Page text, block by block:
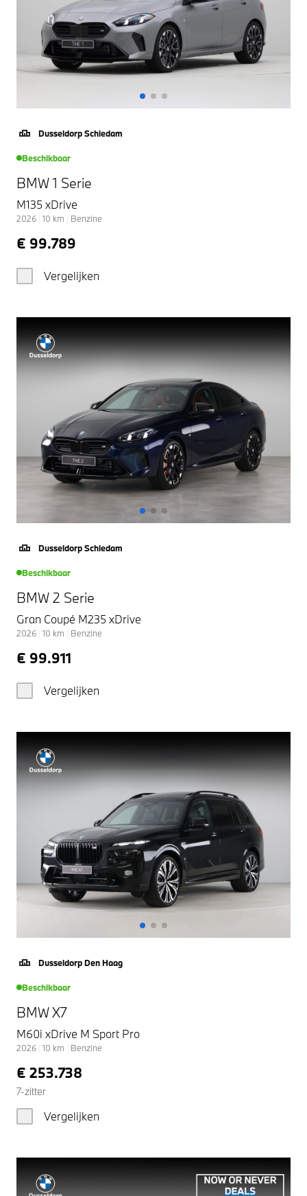
Dusseldorp Schiedam
Beschikbaar
BMW 1 Serie
M135 xDrive
2026 10 km Benzine
€ 99.789
Vergelijken
Dusseldorp Schiedam
Beschikbaar
BMW 2 Serie
Gran Coupé M235 xDrive
2026 10 km Benzine
€ 99.911
Vergelijken
Dusseldorp Den Haag
Beschikbaar
BMW X7
M60i xDrive M Sport Pro
2026 10 km Benzine
€ 253.738
7-zitter
Vergelijken